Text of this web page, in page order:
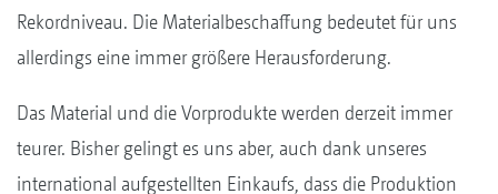
Rekordniveau. Die Materialbeschaffung bedeutet für uns
allerdings eine immer größere Herausforderung.
Das Material und die Vorprodukte werden derzeit immer
teurer. Bisher gelingt es uns aber, auch dank unseres
international aufgestellten Einkaufs, dass die Produktion